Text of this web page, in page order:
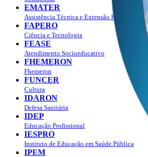
EMATER
Assistência Técnica e Extensão Rural
FAPERO
Ciência e Tecnologia
FEASE
Atendimento Socioeducativo
FHEMERON
Fhemeron
FUNCER
Cultura
IDARON
Defesa Sanitária
IDEP
Educação Profissional
IESPRO
Instituto de Educação em Saúde Pública
IPEM